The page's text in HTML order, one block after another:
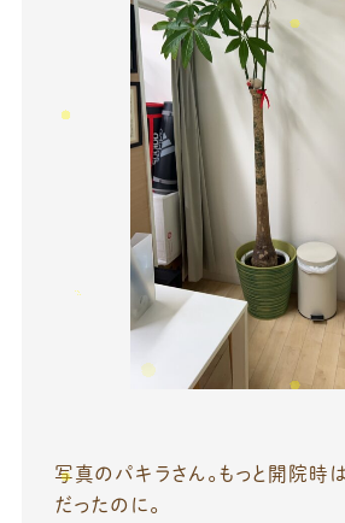
写真のパキラさん。もっと開院時
だったのに。